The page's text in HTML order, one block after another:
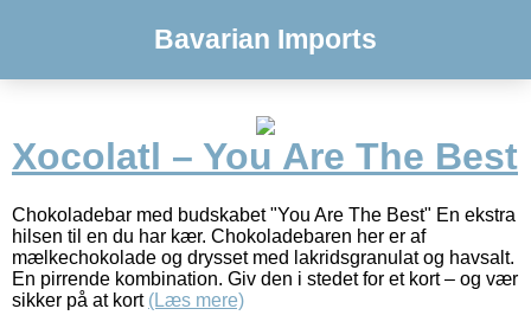
Bavarian Imports
Xocolatl – You Are The Best
Chokoladebar med budskabet "You Are The Best" En ekstra
hilsen til en du har kær. Chokoladebaren her er af
mælkechokolade og drysset med lakridsgranulat og havsalt.
En pirrende kombination. Giv den i stedet for et kort – og vær
sikker på at kort (Læs mere)